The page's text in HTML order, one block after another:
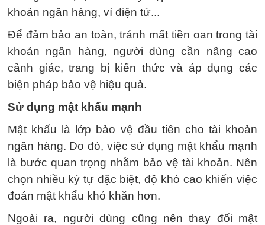
khoản ngân hàng, ví điện tử...
Để đảm bảo an toàn, tránh mất tiền oan trong tài
khoản ngân hàng, người dùng cần nâng cao
cảnh giác, trang bị kiến thức và áp dụng các
biện pháp bảo vệ hiệu quả.
Sử dụng mật khẩu mạnh
Mật khẩu là lớp bảo vệ đầu tiên cho tài khoản
ngân hàng. Do đó, việc sử dụng mật khẩu mạnh
là bước quan trọng nhằm bảo vệ tài khoản. Nên
chọn nhiều ký tự đặc biệt, độ khó cao khiến việc
đoán mật khẩu khó khăn hơn.
Ngoài ra, người dùng cũng nên thay đổi mật